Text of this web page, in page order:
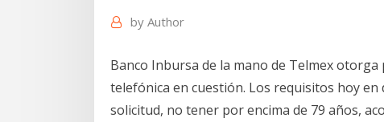
by Author
Banco Inbursa de la mano de Telmex
telefónica en cuestión. Los requisitos hoy en
solicitud, no tener por encima de 79 años,